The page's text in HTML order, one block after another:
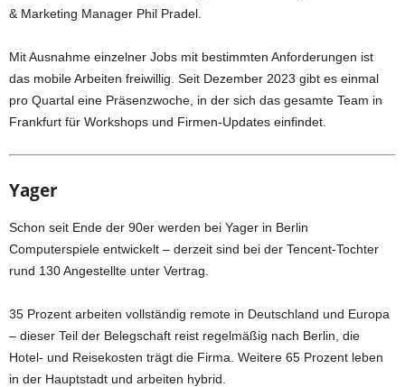
& Marketing Manager Phil Pradel.
Mit Ausnahme einzelner Jobs mit bestimmten Anforderungen ist
das mobile Arbeiten freiwillig. Seit Dezember 2023 gibt es einmal
pro Quartal eine Präsenzwoche, in der sich das gesamte Team in
Frankfurt für Workshops und Firmen-Updates einfindet.
Yager
Schon seit Ende der 90er werden bei Yager in Berlin
Computerspiele entwickelt – derzeit sind bei der Tencent-Tochter
rund 130 Angestellte unter Vertrag.
35 Prozent arbeiten vollständig remote in Deutschland und Europa
– dieser Teil der Belegschaft reist regelmäßig nach Berlin, die
Hotel- und Reisekosten trägt die Firma. Weitere 65 Prozent leben
in der Hauptstadt und arbeiten hybrid.